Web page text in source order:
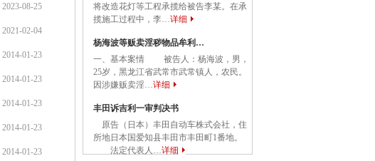
《中共中央 国务院关于促进民营经济发展壮大的意见》
权…
国家发展改革委等部门关于做好2023年降成本重点工作
关于公开遴选《建设项目经济评价方法与参数（修订建
2023-08-25
2021-02-04
2014-01-23
2014-01-23
2014-01-23
2014-01-23
2014-01-23
将改造花灯等工程承揽给被告李某。在承
揽施工过程中，李…详细
杨海波等贩卖淫秽物品牟利…
一、基本案情 被告人：杨海波，男，
25岁，黑龙江省武常市武常镇人，农民。
因涉嫌贩卖淫…详细
丰田诉吉利一审判决书
原告（日本）丰田自动车株式会社，住
所地日本国爱知县丰田市丰田町1番地。
法定代表人…详细